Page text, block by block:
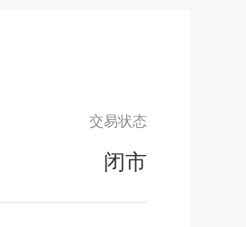
交易状态
闭市